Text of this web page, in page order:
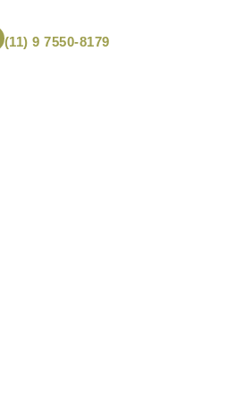
(11) 9 7550-8179